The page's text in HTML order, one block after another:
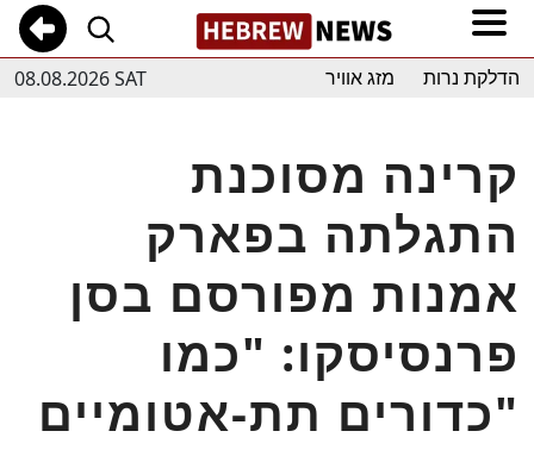
08.08.2026 SAT הדלקת נרות מזג אוויר
קרינה מסוכנת
התגלתה בפארק
אמנות מפורסם בסן
פרנסיסקו: "כמו
כדורים תת-אטומיים"